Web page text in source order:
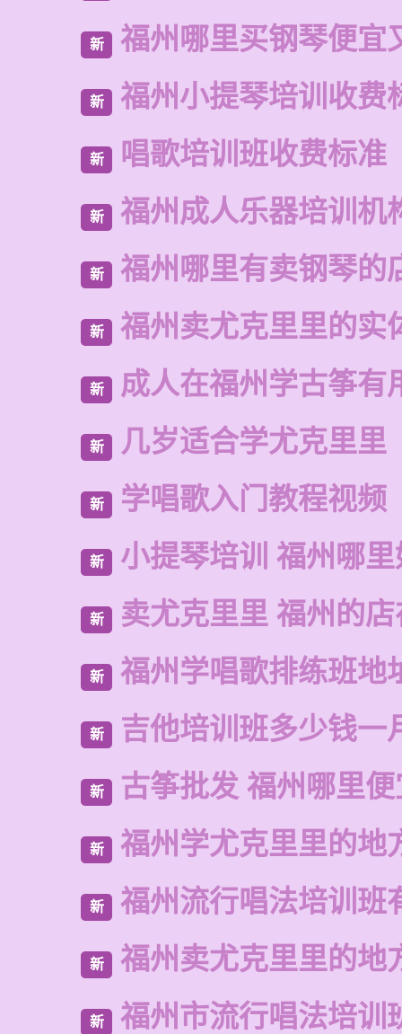
新 福州哪里买钢琴便宜
新 福州小提琴培训收费
新 唱歌培训班收费标准
新 福州成人乐器培训机
新 福州哪里有卖钢琴的
新 福州卖尤克里里的实
新 成人在福州学古筝有
新 几岁适合学尤克里里
新 学唱歌入门教程视频
新 小提琴培训 福州哪
新 卖尤克里里 福州的
新 福州学唱歌排练班地
新 吉他培训班多少钱一
新 古筝批发 福州哪里
新 福州学尤克里里的地
新 福州流行唱法培训班
新 福州卖尤克里里的地
新 福州市流行唱法培训